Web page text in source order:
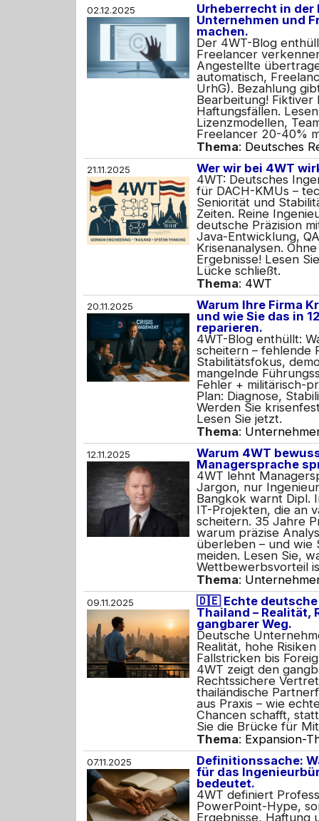
02.12.2025
Urheberrecht in der
Unternehmen und
machen.
Der 4WT-Blog
Freelancer
Angestellte
automatisch,
UrhG). Bezahlung
Bearbeitung! Fiktiver
Haftungsfällen.
Lizenzmodellen,
Freelancer 20-40%
Thema: Deutsches
21.11.2025
Wer wir bei 4WT
4WT: Deutsches
für DACH-KMUs –
Seniorität und
Zeiten. Reine
deutsche Präzision
Java-Entwicklung,
Krisenanalysen.
Ergebnisse! Lesen
Lücke schließt.
Thema: 4WT
20.11.2025
Warum Ihre Firma
und wie Sie das in
reparieren.
4WT-Blog enthüllt:
scheitern – fehlende
Stabilitätsfokus,
mangelnde
Fehler + militärisch-
Plan: Diagnose,
Werden Sie
Lesen Sie jetzt.
Thema:
12.11.2025
Warum 4WT
Managersprache
4WT lehnt
Jargon, nur
Bangkok warnt Dipl.
IT-Projekten, die an
scheitern. 35 Jahre
warum präzise
überleben – und wie
meiden. Lesen Sie,
Wettbewerbsvorteil
Thema:
09.11.2025
🇩🇪 Echte deutsche
Thailand – Realität,
gangbarer Weg.
Deutsche
Realität, hohe
Fallstricken bis
4WT zeigt den
Rechtssichere
thailändische
aus Praxis – wie
Chancen schafft,
Sie die Brücke für
Thema: Expansion-
07.11.2025
Definitionssache:
für das
bedeutet.
4WT definiert
PowerPoint-Hype,
Ergebnisse, Haftung